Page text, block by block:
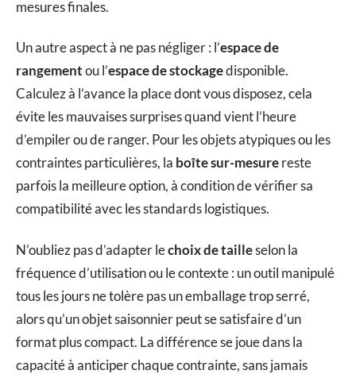
mesures finales.
Un autre aspect à ne pas négliger : l’espace de
rangementou l’espace de stockagedisponible.
Calculez à l’avance la place dont vous disposez, cela
évite les mauvaises surprises quand vient l’heure
d’empiler ou de ranger. Pour les objets atypiques ou les
contraintes particulières, la boîte sur-mesurereste
parfois la meilleure option, à condition de vérifier sa
compatibilité avec les standards logistiques.
N’oubliez pas d’adapter lechoix de tailleselon la
fréquence d’utilisation ou le contexte : un outil manipulé
tous les jours ne tolère pas un emballage trop serré,
alors qu’un objet saisonnier peut se satisfaire d’un
format plus compact. La différence se joue dans la
capacité à anticiper chaque contrainte, sans jamais